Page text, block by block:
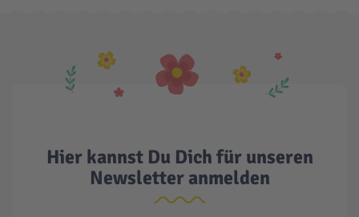
Seltene Artikel
LEGO® Blumen
Hier kannst Du Dich für unseren
Newsletter anmelden